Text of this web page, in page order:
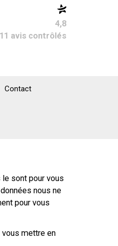
4,8
avis contrôlés
Contact
sont pour vous
nous ne
pour vous
vous mettre en